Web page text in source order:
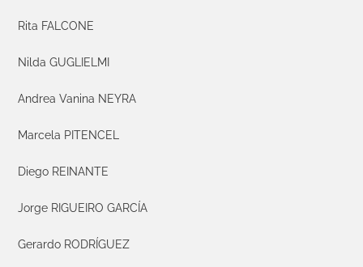
Rita FALCONE
Nilda GUGLIELMI
Andrea Vanina NEYRA
Marcela PITENCEL
Diego REINANTE
Jorge RIGUEIRO GARCÍA
Gerardo RODRÍGUEZ